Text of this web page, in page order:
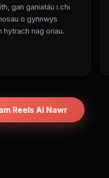
gan ganiatáu i chi
o gynnwys
hytrach nag oriau.
Reels AI Nawr